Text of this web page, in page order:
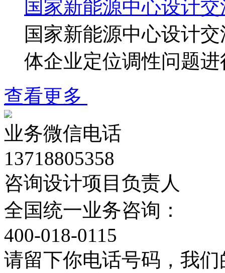
国家新能源中心设计
国家新能源中心设计
体企业定位调性问题
查看更多
业务微信电话
13718805358
咨询设计项目负责人
全国统一业务咨询：
400-018-0115
请留下你电话号码，我